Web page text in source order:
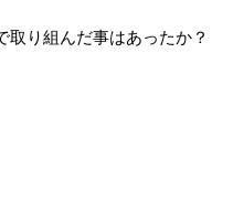
り組んだ事はあったか？